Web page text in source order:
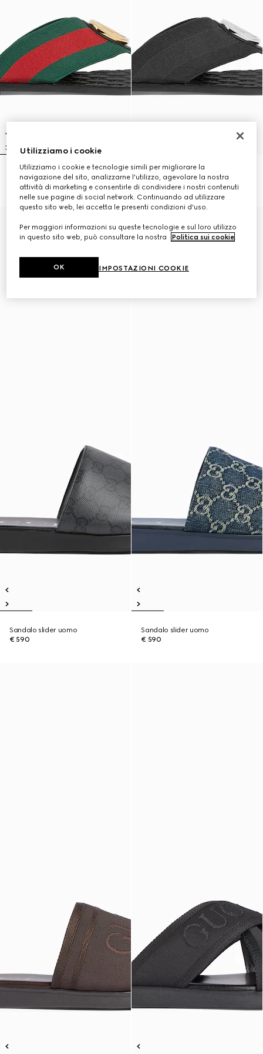
Infradito Riviera uomo
€ 650
Infradito Riviera uomo
€ 650
Sandalo slider uomo
€ 590
Sandalo slider uomo
€ 590
Utilizziamo i cookie
Utilizziamo i cookie e tecnologie simili per migliorare la
navigazione del sito, analizzarne l'utilizzo, agevolare la nostra
attività di marketing e consentirle di condividere i nostri contenuti
nelle sue pagine di social network. Continuando ad utilizzare
questo sito web, lei accetta le presenti condizioni d'uso.
Per maggiori informazioni su queste tecnologie e sul loro utilizzo
in questo sito web, può consultare la nostra
Politica sui cookie.
IMPOSTAZIONI COOKIE
OK